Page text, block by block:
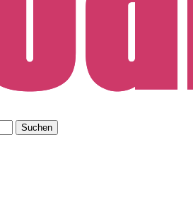
Suchen